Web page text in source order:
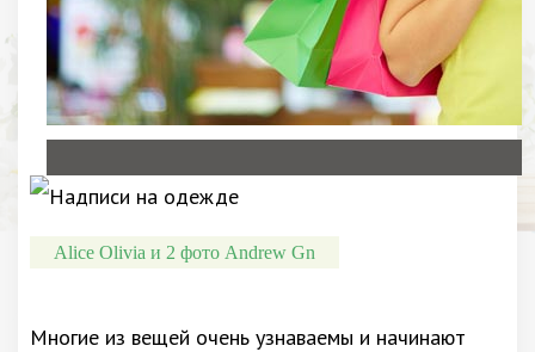
Alice Olivia и 2 фото Andrew Gn
Многие из вещей очень узнаваемы и начинают